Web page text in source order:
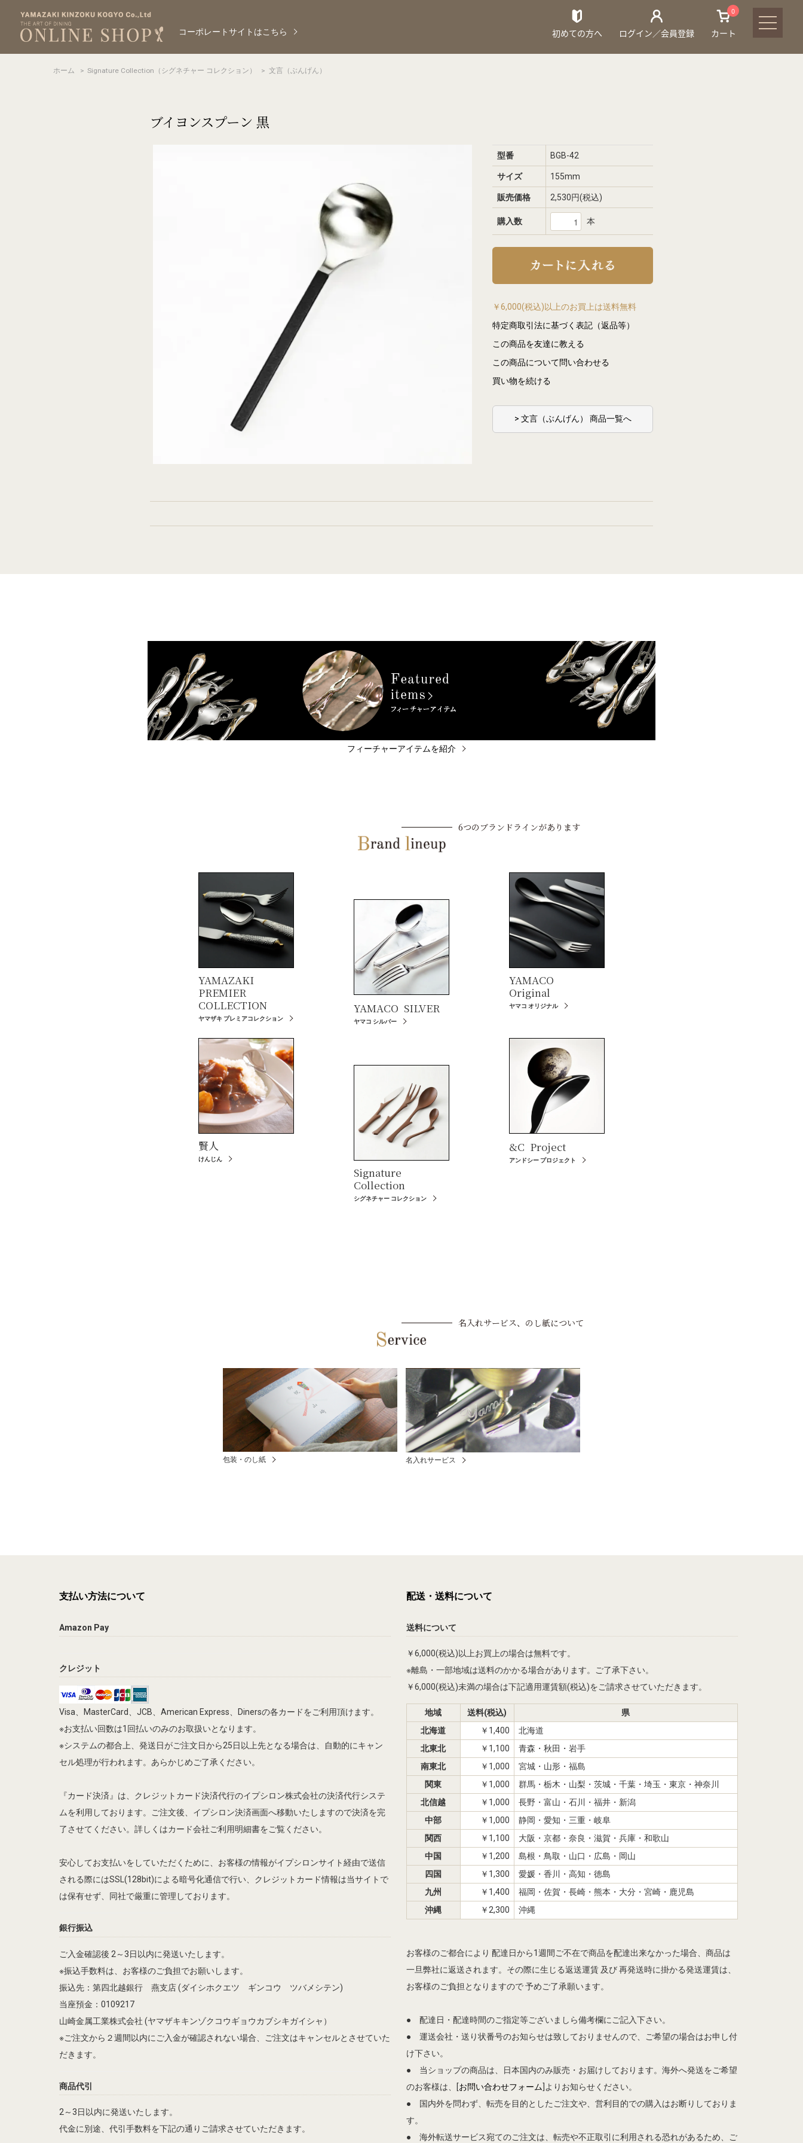
コーポレートサイトはこちら 初めての方へ ログイン／会員登録
0
カート
ホーム > Signature Collection（シグネチャー コレクション） > 文言（ぶんげん）
ブイヨンスプーン 黒
型番 BGB-42
サイズ 155mm
販売価格 2,530円(税込)
購入数 本
￥6,000(税込)以上のお買上は送料無料
特定商取引法に基づく表記（返品等）
この商品を友達に教える
この商品について問い合わせる
買い物を続ける
> 文言（ぶんげん） 商品一覧へ
フィーチャーアイテムを紹介
6つのブランドラインがあります
YAMAZAKI
PREMIER
COLLECTION
ヤマザキ プレミアコレクション
YAMACO SILVER
ヤマコ シルバー
YAMACO
Original
ヤマコ オリジナル
賢人
けんじん
Signature
Collection
シグネチャー コレクション
&C Project
アンドシー プロジェクト
名入れサービス、のし紙について
包装・のし紙 名入れサービス
支払い方法について
Amazon Pay
クレジット
Visa、MasterCard、JCB、American Express、Dinersの各カードをご利用頂けます。
※お支払い回数は1回払いのみのお取扱いとなります。
※システムの都合上、発送日がご注文日から25日以上先となる場合は、自動的にキャン
セル処理が行われます。あらかじめご了承ください。
『カード決済』は、クレジットカード決済代行のイプシロン株式会社の決済代行システ
ムを利用しております。ご注文後、イプシロン決済画面へ移動いたしますので決済を完
了させてください。詳しくはカード会社ご利用明細書をご覧ください。
安心してお支払いをしていただくために、お客様の情報がイプシロンサイト経由で送信
される際にはSSL(128bit)による暗号化通信で行い、クレジットカード情報は当サイトで
は保有せず、同社で厳重に管理しております。
銀行振込
ご入金確認後 2～3日以内に発送いたします。
※振込手数料は、お客様のご負担でお願いします。
振込先：第四北越銀行 燕支店 (ダイシホクエツ ギンコウ ツバメシテン)
当座預金：0109217
山崎金属工業株式会社 (ヤマザキキンゾクコウギョウカブシキガイシャ）
※ご注文から２週間以内にご入金が確認されない場合、ご注文はキャンセルとさせていた
だきます。
商品代引
2～3日以内に発送いたします。
代金に別途、代引手数料を下記の通りご請求させていただきます。
配送・送料について
送料について
￥6,000(税込)以上お買上の場合は無料です。
※離島・一部地域は送料のかかる場合があります。ご了承下さい。
￥6,000(税込)未満の場合は下記適用運賃額(税込)をご請求させていただきます。
地域 送料(税込)
県
北海道
￥1,400
北海道
北東北
￥1,100
青森・秋田・岩手
南東北
￥1,000
宮城・山形・福島
関東
￥1,000
群馬・栃木・山梨・茨城・千葉・埼玉・東京・神奈川
北信越
￥1,000
長野・富山・石川・福井・新潟
中部
￥1,000
静岡・愛知・三重・岐阜
関西
￥1,100
大阪・京都・奈良・滋賀・兵庫・和歌山
中国
￥1,200
島根・鳥取・山口・広島・岡山
四国
￥1,300
愛媛・香川・高知・徳島
九州
￥1,400
福岡・佐賀・長崎・熊本・大分・宮崎・鹿児島
沖縄
￥2,300 沖縄
お客様のご都合により 配達日から1週間ご不在で商品を配達出来なかった場合、商品は
一旦弊社に返送されます。その際に生じる返送運賃 及び 再発送時に掛かる発送運賃は、
お客様のご負担となりますので 予めご了承願います。
● 配達日・配達時間のご指定等ございましら備考欄にご記入下さい。
● 運送会社・送り状番号のお知らせは致しておりませんので、ご希望の場合はお申し付
け下さい。
● 当ショップの商品は、日本国内のみ販売・お届けしております。海外へ発送をご希望
のお客様は、[お問い合わせフォーム ]よりお知らせください。
● 国内外を問わず、転売を目的としたご注文や、営利目的での購入はお断りしておりま
す。
● 海外転送サービス宛てのご注文は、転売や不正取引に利用される恐れがあるため、ご